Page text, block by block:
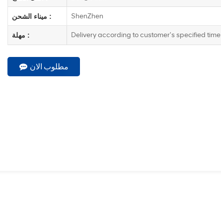
ميناء الشحن : ShenZhen
مهلة : Delivery according to customer's specified time
مطلوب الان